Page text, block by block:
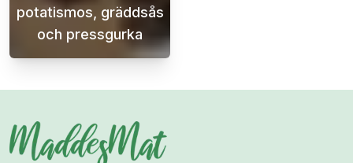
potatismos, gräddsås
och pressgurka
Köttbullar med potatismos, gräddsås och